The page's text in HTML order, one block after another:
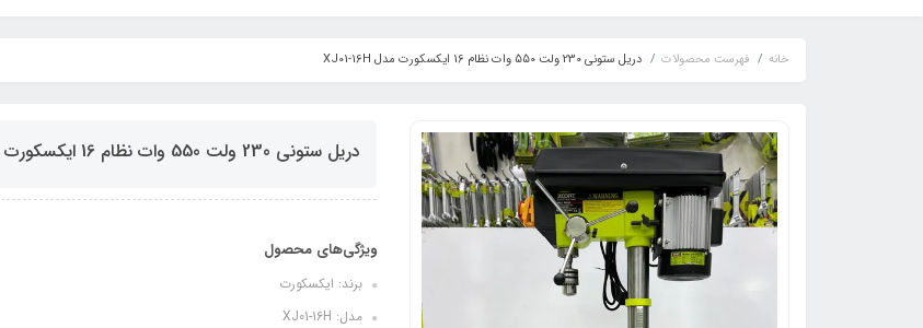
خانه فهرست محصولات دریل ستونی 230 ولت 550 وات نظام 16 ایکسکورت مدل XJ01-16H
دریل ستونی 230 ولت 550 وات نظام 16 ایکسکورت مدل XJ01-16H
ویژگی‌های محصول
برند: ایکسکورت
مدل: XJ01-16H